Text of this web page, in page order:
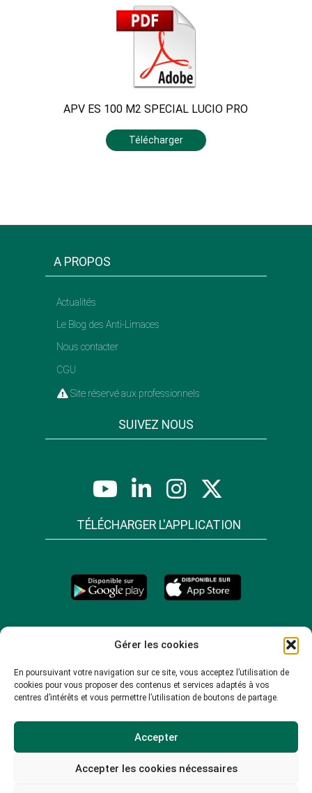
Gérer les cookies
En poursuivant votre navigation sur ce site, vous acceptez l’utilisation de
cookies pour vous proposer des contenus et services adaptés à vos
centres d’intérêts et vous permettre l’utilisation de boutons de partage.
Accepter
Accepter les cookies nécessaires
APV ES 100 M2 SPECIAL LUCIO PRO
Télécharger
A PROPOS
Actualités
Le Blog des Anti-Limaces
Nous contacter
CGU
Site réservé aux professionnels
SUIVEZ NOUS
TÉLÉCHARGER L'APPLICATION
© 2026 -